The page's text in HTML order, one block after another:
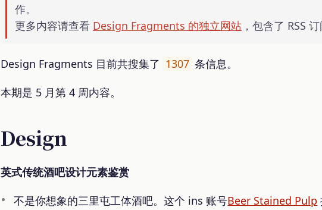
作。
更多内容请查看 Design Fragments 的独立网站 ，包含了 RSS
Design Fragments 目前共搜集了 1307 条信息。
本期是 5 月第 4 周内容。
Design
英式传统酒吧设计元素鉴赏
不是你想象的三里屯工体酒吧。这个 ins 账号Beer Stained Pulp